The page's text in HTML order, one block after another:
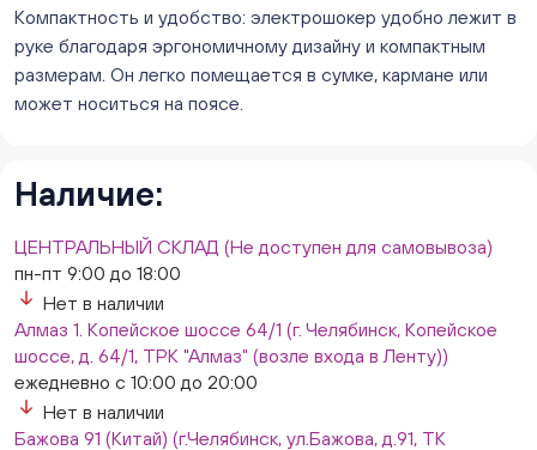
ежедневно с 10:00 до 20:00
Нет в наличии
Компактность и удобство: электрошокер удобно лежит в
руке благодаря эргономичному дизайну и компактным
размерам. Он легко помещается в сумке, кармане или
может носиться на поясе.
Наличие:
ЦЕНТРАЛЬНЫЙ СКЛАД (Не доступен для самовывоза)
пн-пт 9:00 до 18:00
Нет в наличии
Алмаз 1. Копейское шоссе 64/1 (г. Челябинск, Копейское
шоссе, д. 64/1, ТРК "Алмаз" (возле входа в Ленту))
ежедневно с 10:00 до 20:00
Нет в наличии
Бажова 91 (Китай) (г.Челябинск, ул.Бажова, д.91, ТК